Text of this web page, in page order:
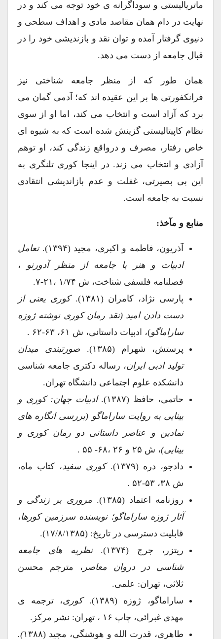
ماتریالیستی و سوداگرانه ی خود توجه می کند و در
نهایت در دام همان مقاصد مادی و اهداف سطحی و
دنیوی گرفتار آمده و توان نقد و بازندیشی خود را در
قبال جامعه از دست می دهد.
همان طور که از منظر جامعه شناختی نیز
فرانکفورتی ها بر این عقیده اند که؛ آدمی گمان می
برد که آزاد است و انتخاب می کند، اما او از سوی
نظام کاپیتالیستی گزینش شده است که به شیوه ای
خاص رفتار، مصرف و درواقع زندگی کند، او توهم
آزادی و انتخاب می زند. در اینجا کوری تلنگری به
این بی بصیرتی، غفلت و عدم بازاندیشی انتقادی
نسبت به جامعه است.
منابع و مآخذ:
آذریون، فاطمه و اکبری، مجید (۱۳۹۴).
تعامل
ادبیات و هنر با جامعه از منظر آدورنو،
فصلنامه فلسفی شناخت، ش ۱/۷۴ ،۲۱-۷.
پارسی نژاد، کامران (۱۳۸۱).
کوری یعنی از
دست دادن امید (نقد رمان کوری نوشته ژوزه
ساراماگو)، ادبیات داستانی، ش ۶۱، ۶۳-۶۲ .
پرستش، شهرام (۱۳۸۵).
صورتبندی میدان
تولید ادبی ایران، رساله دکتری جامعه شناسی
دانشکده علوم اجتماعی دانشگاه تهران.
حاتمی، حافظ (۱۳۸۷).
ادبیات جهان: کوری و
بینایی به روایت ساراماگو (بررسی انگاره های
نمادین و عناصر داستانی دو رمان کوری و
بینایی) ، ش ۲۵ و ۲۶ ،۶۸- ۵۵ .
دادجو، دره (۱۳۷۹).
کوری سفید، کتاب ماه،
ش ۳۸، ۵۳-۵۲ .
روزنامه اعتماد (۱۳۸۵).
مروری بر زندگی و
آثار ژوزه ساراماگو؛ نویسنده سرزمین کورها،
قابلیت دسترسی در تاریخ: (۱۷/۸/۱۳۸۵).
ریتزر، جرج (۱۳۷۴).
نظریه های جامعه
شناسی در دروان معاصر، مترجم محسن
ثلاثی، تهران: علمی.
ساراماگو، ژوزه (۱۳۸۹).
کوری، ترجمه ی
مهدی غبرائی، چاپ ۱۶ ، تهران: نشر مرکز.
طاهری، قدرت الله و هوشنگی، مجید (۱۳۸۸
).